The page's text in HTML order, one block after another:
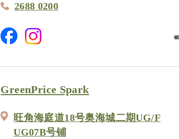
2688 0200
GreenPrice Spark
旺角海庭道18号奥海城二期UG/F
UG07B号铺